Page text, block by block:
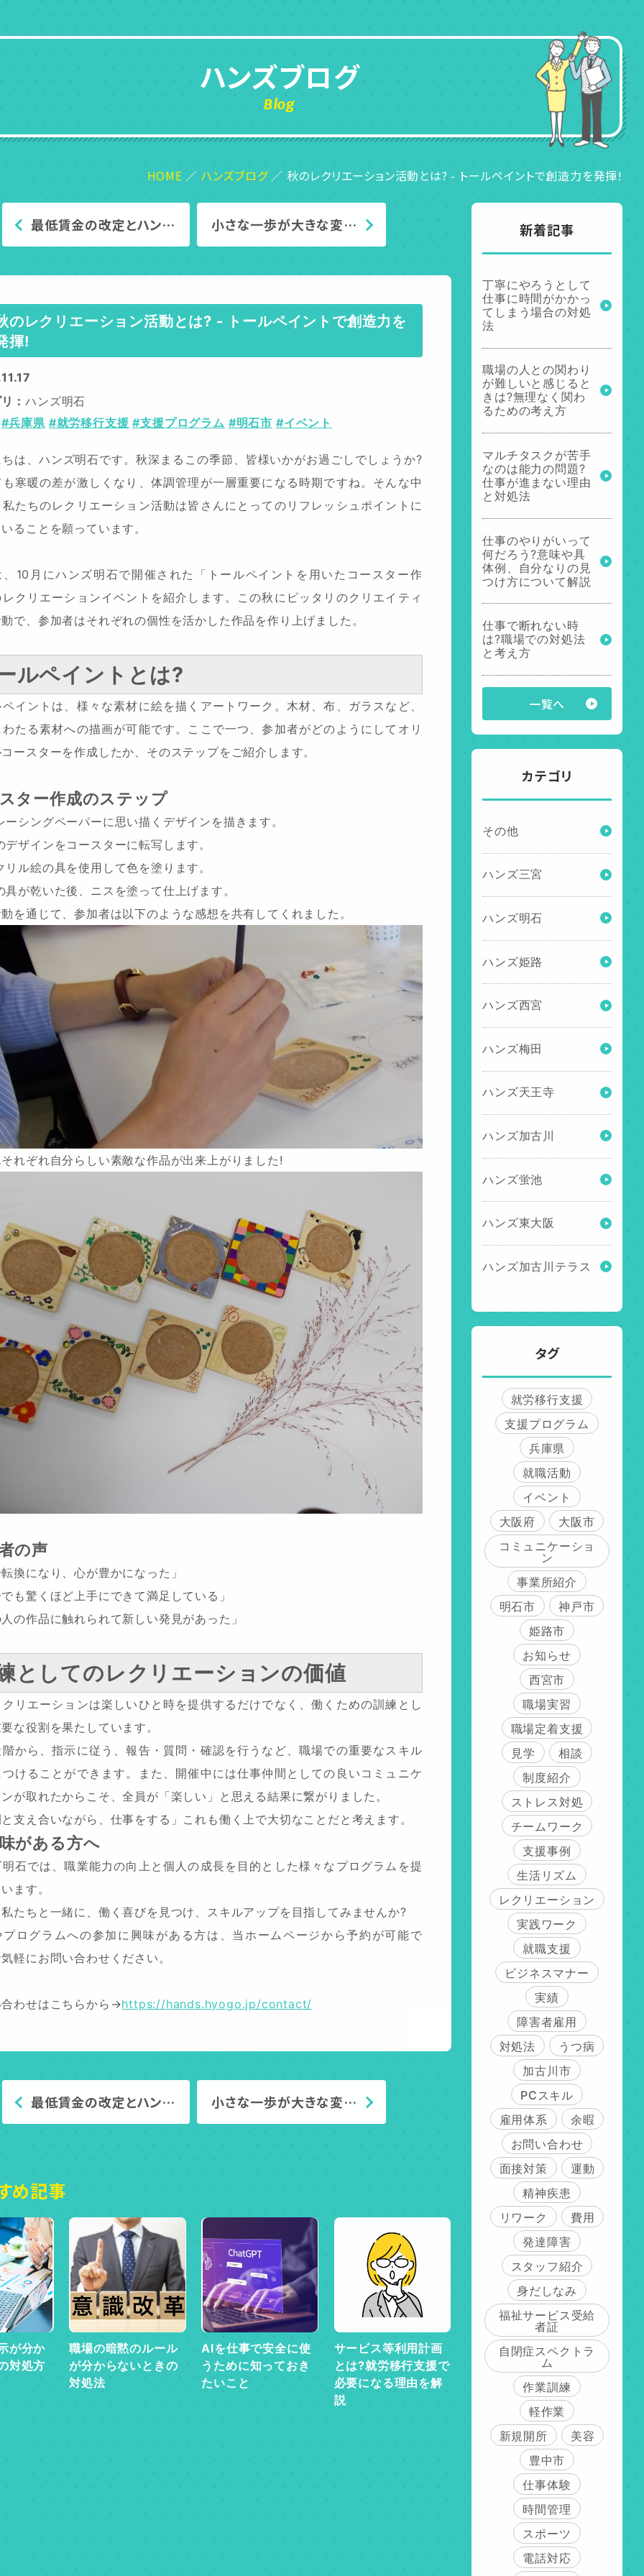
ハンズブログ
Blog
HOME ハンズブログ 秋のレクリエーション活動とは? - トールペイントで創造力を発揮!
最低賃金の改定とハン… 小さな一歩が大きな変…
のレクリエーション活動とは? - トールペイントで創造力を
揮!
ハンズ明石
#兵庫県 #就労移行支援 #支援プログラム #明石市 #イベント
は、ハンズ明石です。秋深まるこの季節、皆様いかがお過ごしでしょうか?
寒暖の差が激しくなり、体調管理が一層重要になる時期ですね。そんな中
たちのレクリエーション活動は皆さんにとってのリフレッシュポイントに
ることを願っています。
、10月にハンズ明石で開催された「トールペイントを用いたコースター作
クリエーションイベントを紹介します。この秋にピッタリのクリエイティ
で、参加者はそれぞれの個性を活かした作品を作り上げました。
ルペイントとは?
イントは、様々な素材に絵を描くアートワーク。木材、布、ガラスなど、
たる素材への描画が可能です。ここで一つ、参加者がどのようにしてオリ
ースターを作成したか、そのステップをご紹介します。
ター作成のステップ
シングペーパーに思い描くデザインを描きます。
ザインをコースターに転写します。
ル絵の具を使用して色を塗ります。
が乾いた後、ニスを塗って仕上げます。
を通じて、参加者は以下のような感想を共有してくれました。
れぞれ自分らしい素敵な作品が出来上がりました!
の声
換になり、心が豊かになった」
も驚くほど上手にできて満足している」
の作品に触れられて新しい発見があった」
としてのレクリエーションの価値
リエーションは楽しいひと時を提供するだけでなく、働くための訓練とし
な役割を果たしています。
から、指示に従う、報告・質問・確認を行うなど、職場での重要なスキル
けることができます。また、開催中には仕事仲間としての良いコミュニケ
が取れたからこそ、全員が「楽しい」と思える結果に繋がりました。
支え合いながら、仕事をする」これも働く上で大切なことだと考えます。
がある方へ
石では、職業能力の向上と個人の成長を目的とした様々なプログラムを提
ます。
たちと一緒に、働く喜びを見つけ、スキルアップを目指してみませんか?
プログラムへの参加に興味がある方は、当ホームページから予約が可能で
軽にお問い合わせください。
わせはこちらから→https://hands.hyogo.jp/contact/
最低賃金の改定とハン… 小さな一歩が大きな変…
め記事
が分か
対処方
職場の暗黙のルール
が分からないときの
対処法
AIを仕事で安全に使
うために知っておき
たいこと
サービス等利用計画
とは?就労移行支援で
必要になる理由を解
説
新着記事
丁寧にやろうとして
仕事に時間がかかっ
てしまう場合の対処
法
職場の人との関わり
が難しいと感じると
きは?無理なく関わ
るための考え方
マルチタスクが苦手
なのは能力の問題?
仕事が進まない理由
と対処法
仕事のやりがいって
何だろう?意味や具
体例、自分なりの見
つけ方について解説
仕事で断れない時
は?職場での対処法
と考え方
一覧へ
カテゴリ
その他
ハンズ三宮
ハンズ明石
ハンズ姫路
ハンズ西宮
ハンズ梅田
ハンズ天王寺
ハンズ加古川
ハンズ蛍池
ハンズ東大阪
ハンズ加古川テラス
タグ
就労移行支援
支援プログラム
兵庫県
就職活動
イベント
大阪府
大阪市
コミュニケーショ
ン
事業所紹介
明石市
神戸市
姫路市
お知らせ
西宮市
職場実習
職場定着支援
見学
相談
制度紹介
ストレス対処
チームワーク
支援事例
生活リズム
レクリエーション
実践ワーク
就職支援
ビジネスマナー
実績
障害者雇用
対処法
うつ病
加古川市
PCスキル
雇用体系
余暇
お問い合わせ
面接対策
運動
精神疾患
リワーク
費用
発達障害
スタッフ紹介
身だしなみ
福祉サービス受給
者証
自閉症スペクトラ
ム
作業訓練
軽作業
新規開所
美容
豊中市
仕事体験
時間管理
スポーツ
電話対応